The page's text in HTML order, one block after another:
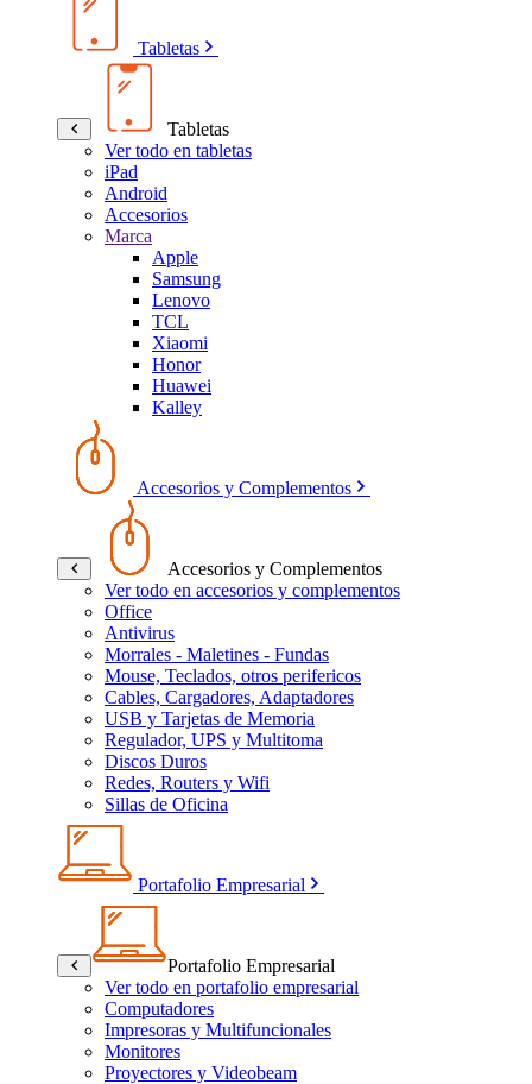
Tabletas
Tabletas
Ver todo en tabletas
iPad
Android
Accesorios
Marca
Apple
Samsung
Lenovo
TCL
Xiaomi
Honor
Huawei
Kalley
Accesorios y Complementos
Accesorios y Complementos
Ver todo en accesorios y complementos
Office
Antivirus
Morrales - Maletines - Fundas
Mouse, Teclados, otros perifericos
Cables, Cargadores, Adaptadores
USB y Tarjetas de Memoria
Regulador, UPS y Multitoma
Discos Duros
Redes, Routers y Wifi
Sillas de Oficina
Portafolio Empresarial
Portafolio Empresarial
Ver todo en portafolio empresarial
Computadores
Impresoras y Multifuncionales
Monitores
Proyectores y Videobeam